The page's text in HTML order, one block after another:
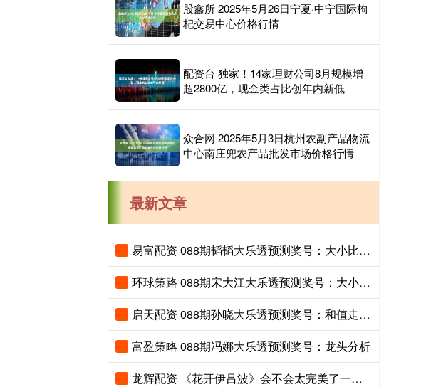
股鑫所 2025年5月26日宁夏·中宁国际枸
杞交易中心价格行情
配资台 独家！14家理财公司8月规模增
超2800亿，现金类占比创年内新低
众合网 2025年5月3日杭州农副产品物流
中心南庄兜农产品批发市场价格行情
最新文章
易富配资 088期韬韬大乐透预测奖号：大小比分析
环球策路 088期宋大江大乐透预测奖号：大小比分析
启天配资 088期孙晓大乐透预测奖号：和值走势分析
富盈策略 088期冯娜大乐透预测奖号：龙头分析
龙辉配资 《花开伊吕波》会不会太完美了一点？